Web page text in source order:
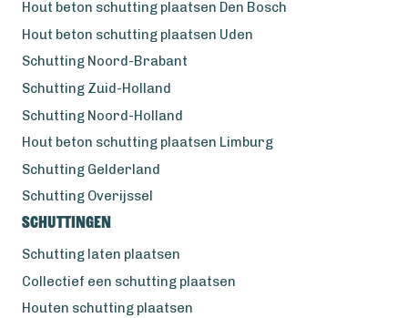
Hout beton schutting plaatsen Den Bosch
Hout beton schutting plaatsen Uden
Schutting Noord-Brabant
Schutting Zuid-Holland
Schutting Noord-Holland
Hout beton schutting plaatsen Limburg
Schutting Gelderland
Schutting Overijssel
Schuttingen
Schutting laten plaatsen
Collectief een schutting plaatsen
Houten schutting plaatsen